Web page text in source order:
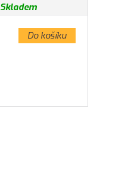
Skladem
Do košíku